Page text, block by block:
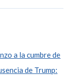
a la cumbre de
de Trump: